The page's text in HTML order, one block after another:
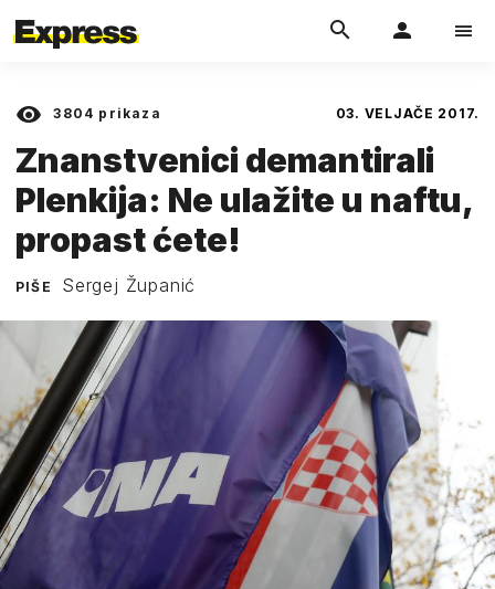
3804 prikaza 03. VELJAČE 2017.
Znanstvenici demantirali
Plenkija: Ne ulažite u naftu,
propast ćete!
PIŠE Sergej Županić